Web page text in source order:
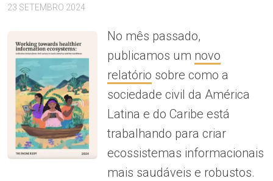
23 SETEMBRO 2024
No mês passado,
publicamos um novo
relatório sobre como a
sociedade civil da América
Latina e do Caribe está
trabalhando para criar
ecossistemas informacionais
mais saudáveis e robustos.